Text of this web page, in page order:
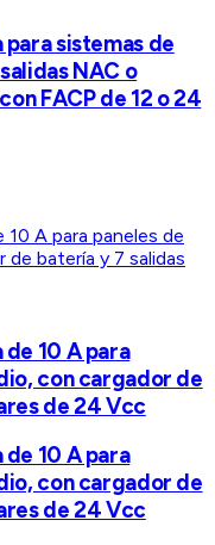
sistemas de
NAC o
FACP de 12 o 24
10 A para
con cargador de
de 24 Vcc
10 A para
con cargador de
de 24 Vcc